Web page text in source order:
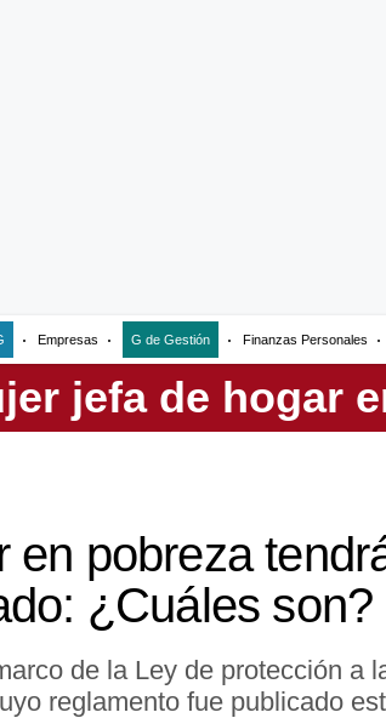
Empresas G de Gestión Finanzas Personales
en pobreza
¿Cuáles son?
de la Ley de protección a
reglamento fue publicado